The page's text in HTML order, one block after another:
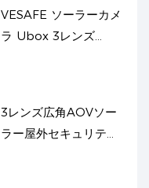
VESAFE ソーラーカメ
ラ Ubox 3レンズ
3レンズ広角AOVソー
ラー屋外セキュリティ